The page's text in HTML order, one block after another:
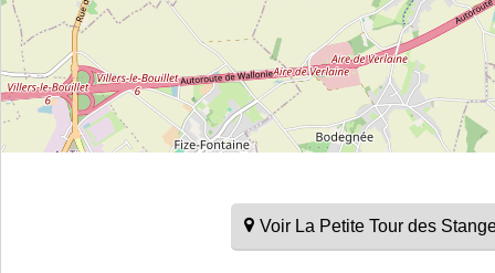
Voir La Petite Tour des